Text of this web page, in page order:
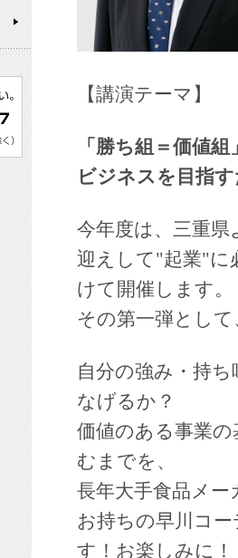
【講演テーマ】
「勝ち組＝価値組
ビジネスを目指
今年度は、三重
迎えして"起業"に
けて開催します。
その第一弾とし
自分の強み・持
なげるか？
価値のある事業
むまでを、
長年大手食品メ
お持ちの早川コ
す！お楽しみに！